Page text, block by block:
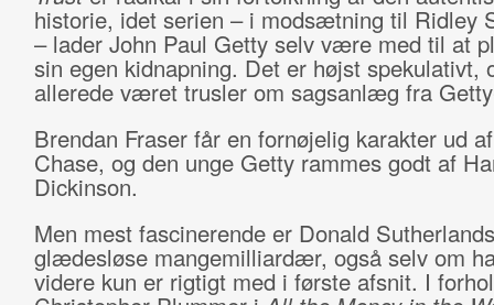
historie, idet serien – i modsætning til Ridley
– lader John Paul Getty selv være med til at
sin egen kidnapning. Det er højst spekulativt,
allerede været trusler om sagsanlæg fra
Brendan Fraser får en fornøjelig karakter ud
Chase, og den unge Getty rammes godt af
Dickinson.
Men mest fascinerende er Donald Sutherlands
glædesløse mangemilliardær, også selv om
videre kun er rigtigt med i første afsnit. I